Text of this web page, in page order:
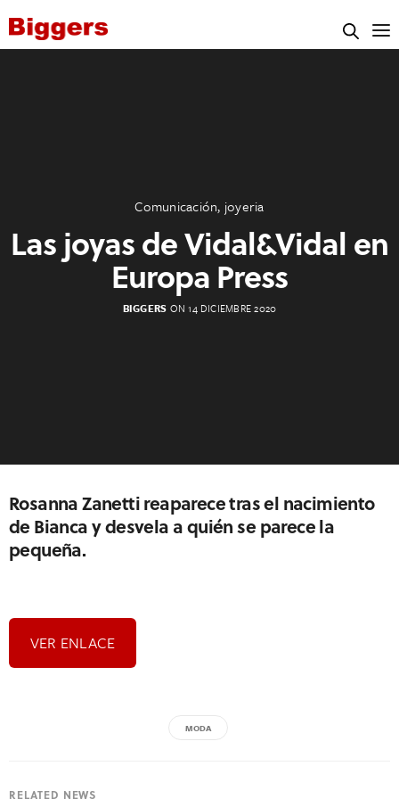
Comunicación, joyeria
Las joyas de Vidal&Vidal en
Europa Press
BIGGERS ON 14 DICIEMBRE 2020
Rosanna Zanetti reaparece tras el nacimiento
de Bianca y desvela a quién se parece la
pequeña.
VER ENLACE
MODA
RELATED NEWS